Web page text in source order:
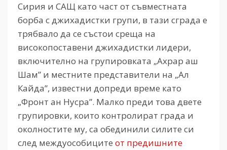
Сирия и САЩ като част от съвместната
борба с джихадистки групи, в тази сграда е
трябвало да се състои среща на
високопоставени джихадистки лидери,
включително на групировката „Ахрар аш
Шам” и местните представители на „Ал
Кайда”, известни допреди време като
„Фронт ан Нусра”. Малко преди това двете
групировки, които контролират града и
околностите му, са обединили силите си
след междуособиците от предишните